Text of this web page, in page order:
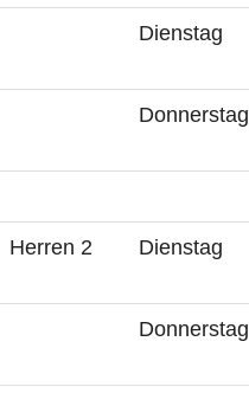
Dienstag
Donnerstag
Herren 2 Dienstag
Donnerstag